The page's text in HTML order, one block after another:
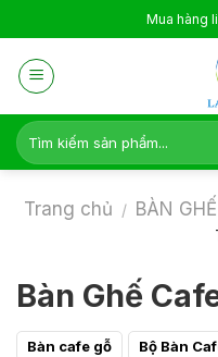
to
content
Mua hàng
Tìm
kiếm:
Trang chủ / BÀN
Bàn Ghế
Bàn cafe gỗ Bộ Bàn